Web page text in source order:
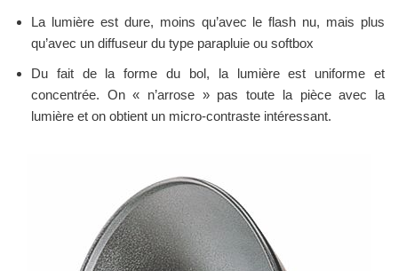
La lumière est dure, moins qu’avec le flash nu, mais plus
qu’avec un diffuseur du type parapluie ou softbox
Du fait de la forme du bol, la lumière est uniforme et
concentrée. On « n’arrose » pas toute la pièce avec la
lumière et on obtient un micro-contraste intéressant.